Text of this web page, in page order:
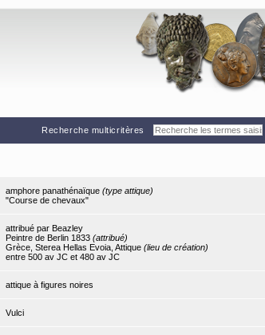
Recherche multicritères
amphore panathénaïque (type attique)
"Course de chevaux"
attribué par Beazley
Peintre de Berlin 1833 (attribué)
Grèce, Sterea Hellas Evoia, Attique (lieu de création)
entre 500 av JC et 480 av JC
attique à figures noires
Vulci